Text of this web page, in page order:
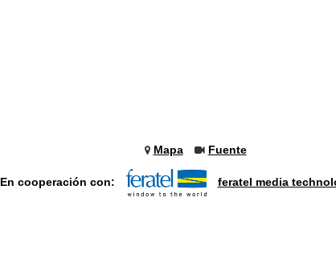
Mapa Fuente
En cooperación con: feratel media